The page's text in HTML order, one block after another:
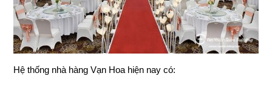
Hệ thống nhà hàng Vạn Hoa hiện nay có: